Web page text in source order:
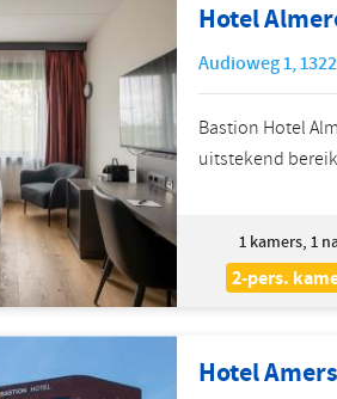
Hotel
Hotel
Audioweg 1,
Bastion Hotel
uitstekend
1 kamers, 1
2-pers.